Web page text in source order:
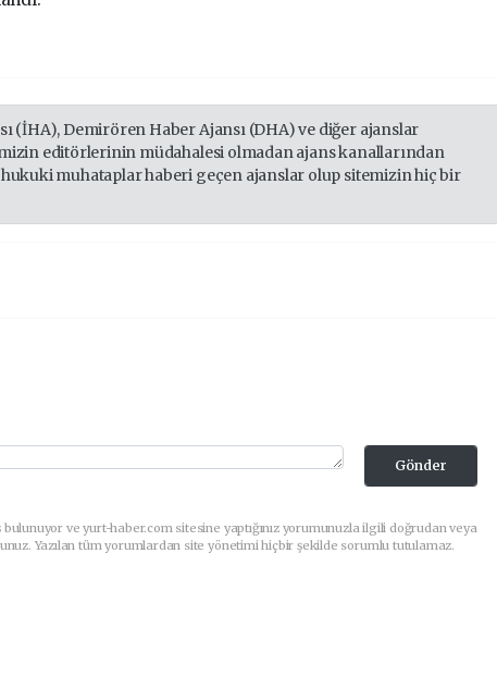
(İHA), Demirören Haber Ajansı (DHA) ve diğer ajanslar
editörlerinin müdahalesi olmadan ajans kanallarından
muhataplar haberi geçen ajanslar olup sitemizin hiç bir
Gönder
ve yurt-haber.com sitesine yaptığınız yorumunuzla ilgili doğrudan veya
Yazılan tüm yorumlardan site yönetimi hiçbir şekilde sorumlu tutulamaz.